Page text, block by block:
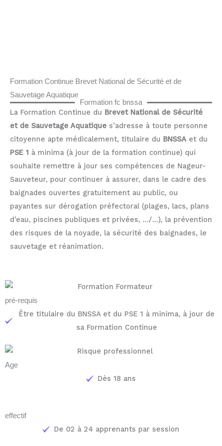
Formation Continue Brevet National de Sécurité et de
Sauvetage Aquatique
Formation fc bnssa
La Formation Continue du Brevet National de Sécurité
et de Sauvetage Aquatique s’adresse à toute personne
citoyenne apte médicalement, titulaire du BNSSA et du
PSE 1 à minima (à jour de la formation continue) qui
souhaite remettre à jour ses compétences de Nageur-
Sauveteur, pour continuer à assurer, dans le cadre des
baignades ouvertes gratuitement au public, ou
payantes sur dérogation préfectoral (plages, lacs, plans
d’eau, piscines publiques et privées, …/…), la prévention
des risques de la noyade, la sécurité des baignades, le
sauvetage et réanimation.
pré-requis
Être titulaire du BNSSA et du PSE 1 à minima, à jour de
sa Formation Continue
Age
Dès 18 ans
effectif
De 02 à 24 apprenants par session